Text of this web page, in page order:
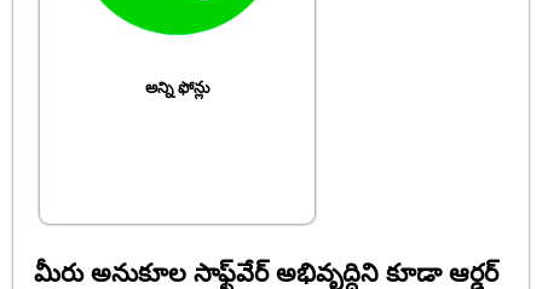
అన్ని ఫోన్లు
మీరు అనుకూల సాఫ్ట్‌వేర్ అభివృద్ధిని కూడా ఆర్డర్